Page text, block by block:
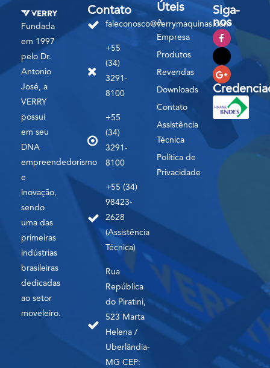
Fundada
em 1997
pelo Dr.
Antonio
José, a
VERRY
possui
em seu
DNA
empreendedorismo
e
inovação,
sendo
uma das
primeiras
indústrias
brasileiras
dedicadas
ao setor
moveleiro.
Contato
faleconosco@verrymaquinas.com
+55
(34)
3291-
8100
+55
(34)
3291-
8100
+55 (34)
98423-
2628
(Assistência
Técnica)
Rua
República
do Piratini,
523 Marta
Helena /
Uberlândia-
MG CEP:
Úteis
A
Empresa
Produtos
Revendas
Downloads
Contato
Assistência
Técnica
Política de
Privacidade
Siga-
nos